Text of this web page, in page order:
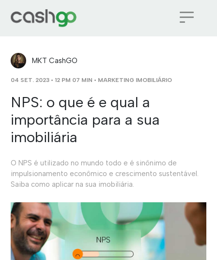
MKT CashGO
04 SET. 2023 • 12 PM 07 MIN • MARKETING IMOBILIÁRIO
NPS: o que é e qual a
importância para a sua
imobiliária
O NPS é utilizado no mundo todo e é sinônimo de
impulsionamento econômico e crescimento sustentável.
Saiba como aplicar na sua imobiliária.